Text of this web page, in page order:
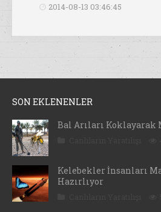
2014-08-13 03:46:45
SON EKLENENLER
Bal Arıları Koklayarak
Kelebekler İnsanları
Hazırlıyor